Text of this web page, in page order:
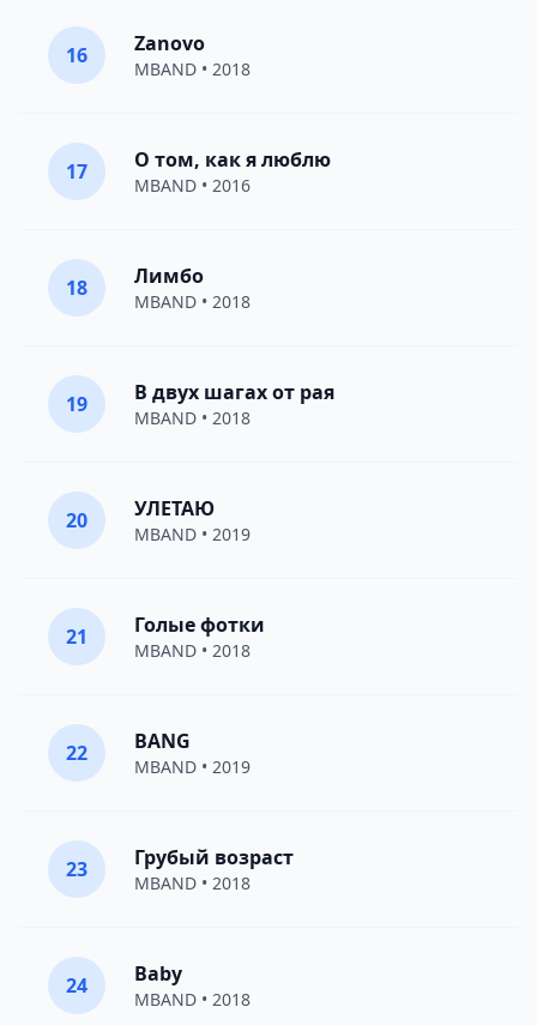
16 Zanovo
MBAND • 2018
17 О том, как я люблю
MBAND • 2016
18 Лимбо
MBAND • 2018
19 В двух шагах от рая
MBAND • 2018
20 УЛЕТАЮ
MBAND • 2019
21 Голые фотки
MBAND • 2018
22 BANG
MBAND • 2019
23 Грубый возраст
MBAND • 2018
24 Baby
MBAND • 2018